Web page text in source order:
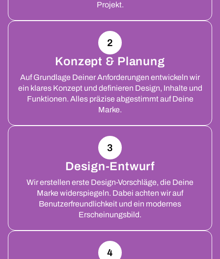
Projekt.
Konzept & Planung
Auf Grundlage Deiner Anforderungen entwickeln wir
ein klares Konzept und definieren Design, Inhalte und
Funktionen. Alles präzise abgestimmt auf Deine
Marke.
2
3
Design-Entwurf
Wir erstellen erste Design-Vorschläge, die Deine
Marke widerspiegeln. Dabei achten wir auf
Benutzerfreundlichkeit und ein modernes
Erscheinungsbild.
4